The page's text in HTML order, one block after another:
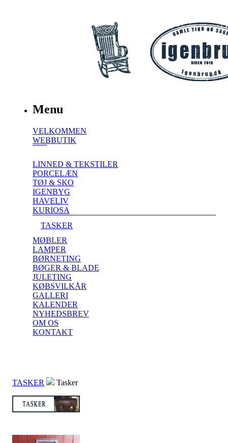
Menu
VELKOMMEN
WEBBUTIK
LINNED & TEKSTILER
PORCELÆN
TØJ & SKO
IGENBYG
HAVELIV
KURIOSA
TASKER
MØBLER
LAMPER
BØRNETING
BØGER & BLADE
JULETING
KØBSVILKÅR
GALLERI
KALENDER
NYHEDSBREV
OM OS
KONTAKT
TASKER Tasker